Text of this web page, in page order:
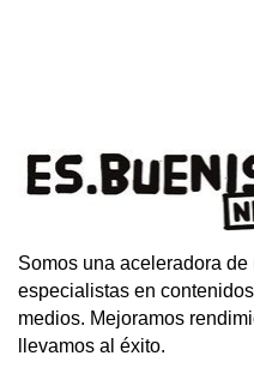
Somos una aceleradora
especialistas en
medios. Mejoramos
llevamos al éxito.